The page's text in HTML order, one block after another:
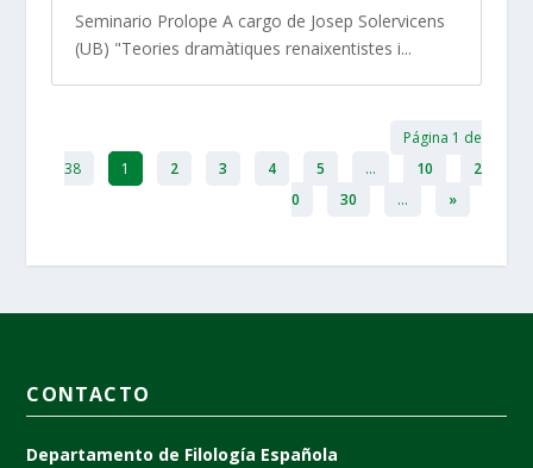
Seminario Prolope A cargo de Josep Solervicens
(UB) "Teories dramàtiques renaixentistes i...
Página 1 de
38
1 2 3 4 5 ... 10
2
0
30 ... »
CONTACTO
Departamento de Filología Española